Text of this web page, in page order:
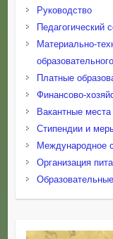
Руководство
Педагогический
Материально-
Платные
Финансово-
Вакантные
Стипендии и
Международное
Организация